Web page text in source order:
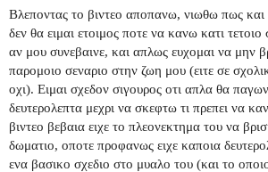
Βλεποντας το βιντεο αποπανω, νιωθω πως
δεν θα ειμαι ετοιμος ποτε να κανω κατι
αν μου συνεβαινε, και απλως ευχομαι να μην
παρομοιο σεναριο στην ζωη μου (ειτε σε
οχι). Ειμαι σχεδον σιγουρος οτι απλα θα
δευτερολεπτα μεχρι να σκεφτω τι πρεπει να
βιντεο βεβαια ειχε το πλεονεκτημα του να
δωματιο, οποτε προφανως ειχε καποια
ενα βασικο σχεδιο στο μυαλο του (και το